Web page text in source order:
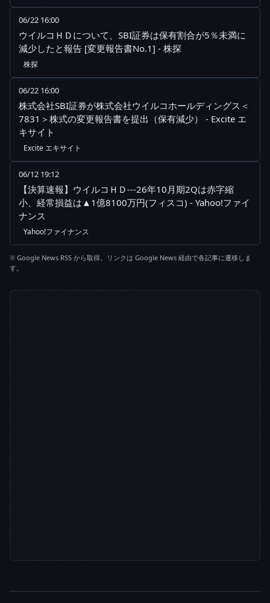
06/22 16:00
ウイルコＨＤについて、SBI証券は保有割合が5％未満に
減少したと報告 [変更報告書No.1] - 株探
株探
06/22 16:00
株式会社SBI証券が株式会社ウイルコホールディングス＜
7831＞株式の変更報告書を提出（保有減少） - Excite エ
キサイト
Excite エキサイト
06/12 19:12
【決算速報】ウイルコＨＤ---26年10月期2Qは赤字縮
小、経常損益は▲1億8100万円(フィスコ) - Yahoo!ファイ
ナンス
Yahoo!ファイナンス
※ Google News RSS から取得。リンクは Google News 経由で各記事に遷移しま
す。